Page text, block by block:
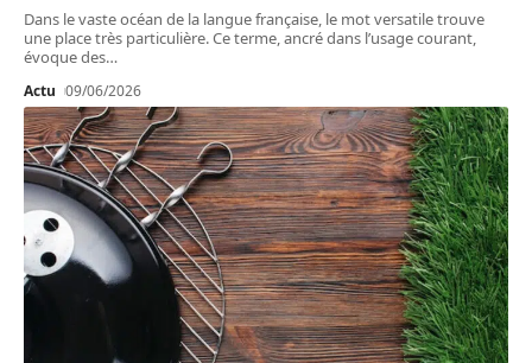
Dans le vaste océan de la langue française, le mot versatile trouve
une place très particulière. Ce terme, ancré dans l’usage courant,
évoque des…
Actu 09/06/2026